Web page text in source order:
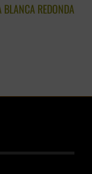
BLANCA REDONDA